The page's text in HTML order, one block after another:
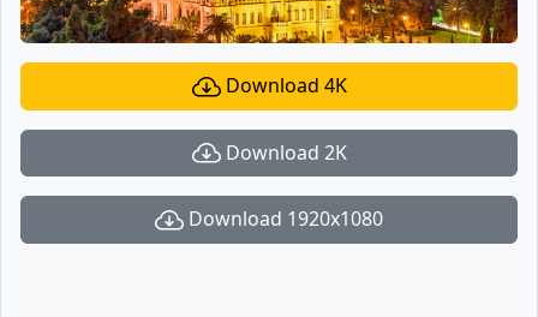
Download 4K
Download 2K
Download 1920x1080